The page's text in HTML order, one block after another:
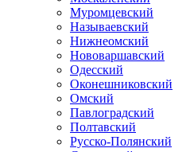
Муромцевский
Называевский
Нижнеомский
Нововаршавский
Одесский
Оконешниковский
Омский
Павлоградский
Полтавский
Русско-Полянский